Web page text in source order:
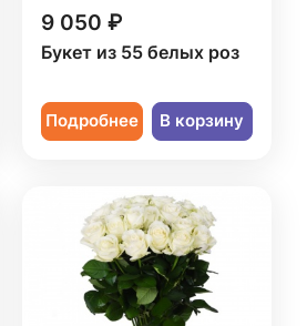
9 050 ₽
Букет из 55 белых роз
Подробнее В корзину